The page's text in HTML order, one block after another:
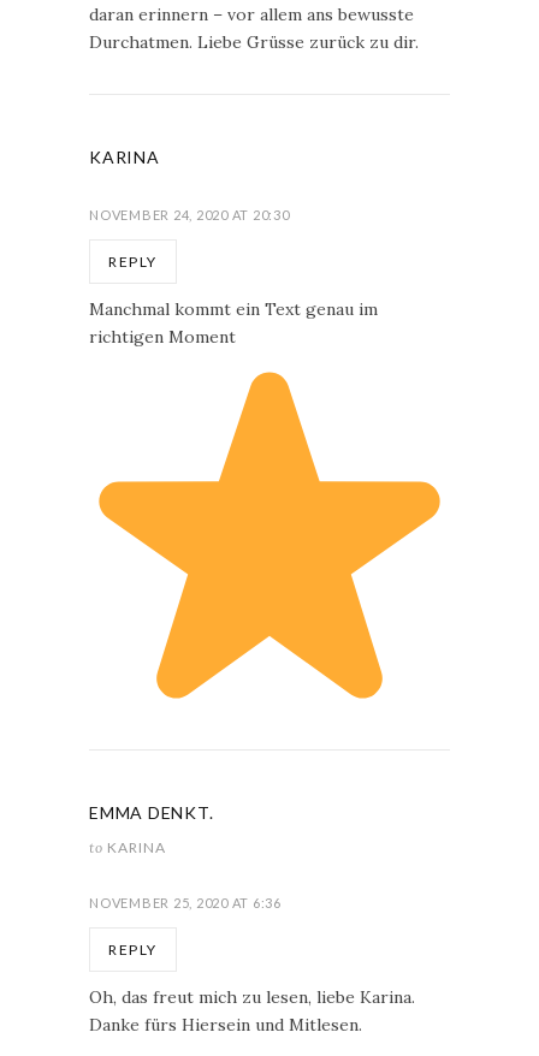
daran erinnern – vor allem ans bewusste
Durchatmen. Liebe Grüsse zurück zu dir.
KARINA
NOVEMBER 24, 2020 AT 20:30
REPLY
Manchmal kommt ein Text genau im
richtigen Moment
EMMA DENKT.
to KARINA
NOVEMBER 25, 2020 AT 6:36
REPLY
Oh, das freut mich zu lesen, liebe Karina.
Danke fürs Hiersein und Mitlesen.